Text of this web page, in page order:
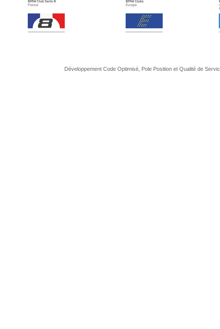
Développement Code Optimisé, Pole Position et Qualité de